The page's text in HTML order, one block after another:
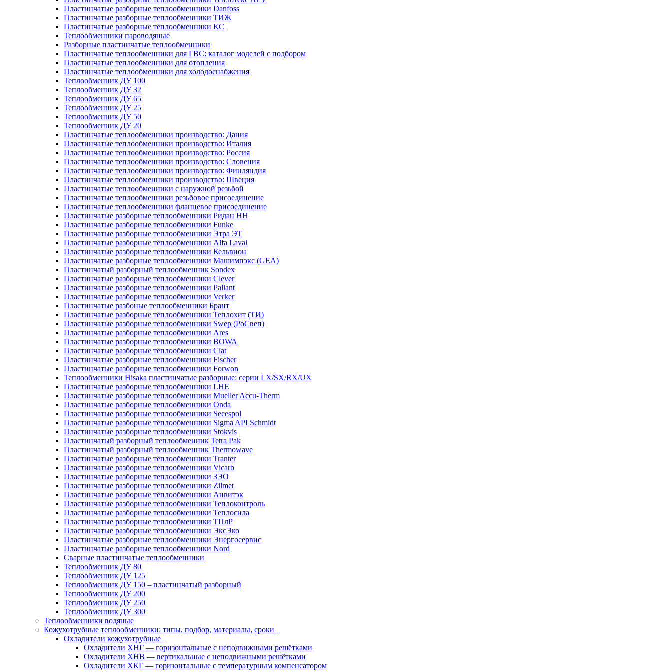
Пластинчатые разборные теплообменники Danfoss
Пластинчатые разборные теплообменники ТИЖ
Пластинчатые разборные теплообменники КC
Теплообменники пароводяные
Разборные пластинчатые теплообменники
Пластинчатые теплообменники для ГВС: каталог моделей с подбором
Пластинчатые теплообменники для отопления
Пластинчатые теплообменники для холодоснабжения
Теплообменник ДУ 100
Теплообменник ДУ 32
Теплообменник ДУ 65
Теплообменник ДУ 25
Теплообменник ДУ 50
Теплообменник ДУ 20
Пластинчатые теплообменники производство: Дания
Пластинчатые теплообменники производство: Италия
Пластинчатые теплообменники производство: Россия
Пластинчатые теплообменники производство: Словения
Пластинчатые теплообменники производство: Финляндия
Пластинчатые теплообменники производство: Швеция
Пластинчатые теплообменники с наружной резьбой
Пластинчатые теплообменники резьбовое присоединение
Пластинчатые теплообменники фланцевое присоединение
Пластинчатые разборные теплообменники Ридан НН
Пластинчатые разборные теплообменники Funke
Пластинчатые разборные теплообменники Этра ЭТ
Пластинчатые разборные теплообменники Alfa Laval
Пластинчатые разборные теплообменники Кельвион
Пластинчатые разборные теплообменники Машимпэкс (GEA)
Пластинчатый разборный теплообменник Sondex
Пластинчатые разборные теплообменники Clever
Пластинчатые разборные теплообменники Pallant
Пластинчатые разборные теплообменники Verker
Пластинчатые разбоные теплообменники Брант
Пластинчатые разборные теплообменники Теплохит (ТИ)
Пластинчатые разборные теплообменники Swep (РоСвеп)
Пластинчатые разборные теплообменники Ares
Пластинчатые разборные теплообменники BOWA
Пластинчатые разборные теплообменники Ciat
Пластинчатые разборные теплообменники Fischer
Пластинчатые разборные теплообменники Forwon
Теплообменники Hisaka пластинчатые разборные: серии LX/SX/RX/UX
Пластинчатые разборные теплообменники LHE
Пластинчатые разборные теплообменники Mueller Accu-Therm
Пластинчатые разборные теплообменники Onda
Пластинчатые разборные теплообменники Secespol
Пластинчатые разборные теплообменники Sigma API Schmidt
Пластинчатые разборные теплообменники Stokvis
Пластинчатый разборный теплообменник Tetra Pak
Пластинчатый разборный теплообменник Thermowave
Пластинчатые разборные теплообменники Tranter
Пластинчатые разборные теплообменники Vicarb
Пластинчатые разборные теплообменники ЗЭО
Пластинчатые разборные теплообменники Zilmet
Пластинчатые разборные теплообменники Анвитэк
Пластинчатые разборные теплообменники Теплоконтроль
Пластинчатые разборные теплообменники Теплосила
Пластинчатые разборные теплообменники ТПлР
Пластинчатые разборные теплообменники ЭксЭко
Пластинчатые разборные теплообменники Энергосервис
Пластинчатые разборные теплообменники Nord
Сварные пластинчатые теплообменники
Теплообменник ДУ 80
Теплообменник ДУ 125
Теплообменник ДУ 150 – пластинчатый разборный
Теплообменник ДУ 200
Теплообменник ДУ 250
Теплообменник ДУ 300
Теплообменники водяные
Кожухотрубные теплообменники: типы, подбор, материалы, сроки
Охладители кожухотрубные
Охладители ХНГ — горизонтальные с неподвижными решётками
Охладители ХНВ — вертикальные с неподвижными решётками
Охладители ХКГ — горизонтальные с температурным компенсатором